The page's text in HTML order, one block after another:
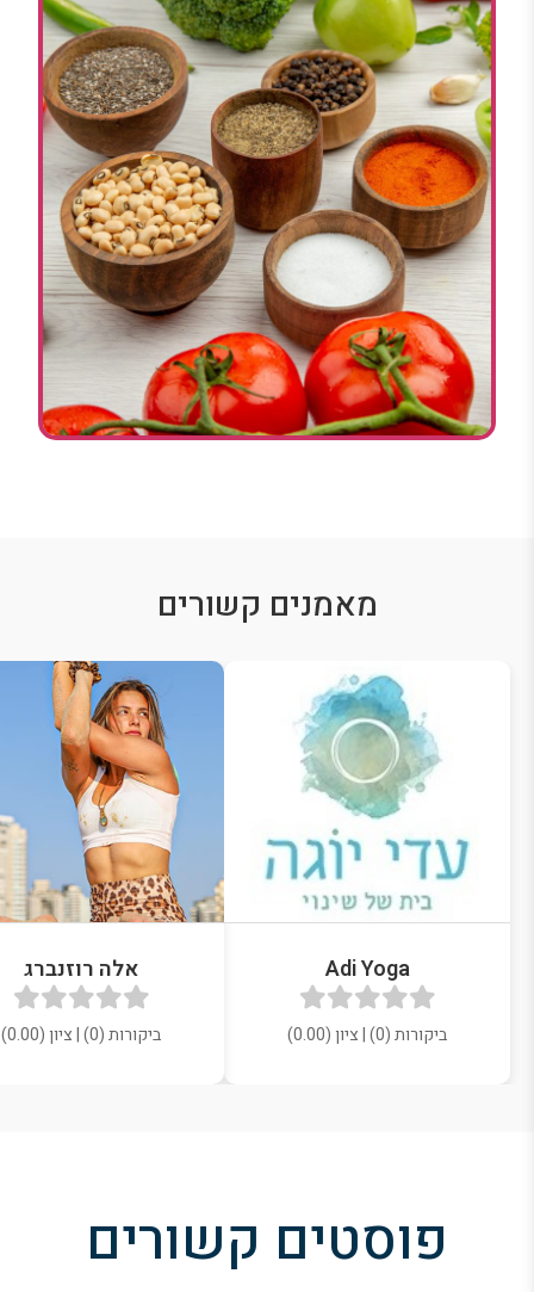
מאמנים קשורים
Adi Yoga
ביקורות (0) | ציון (0.00)
אלה רוזנברג
ביקורות (0) | ציון (0.00)
פוסטים קשורים